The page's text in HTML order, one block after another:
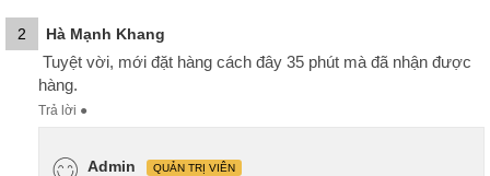
2 Hà Mạnh Khang
Tuyệt vời, mới đặt hàng cách đây 35 phút mà đã nhận được
hàng.
Trả lời ●
Admin QUẢN TRỊ VIÊN